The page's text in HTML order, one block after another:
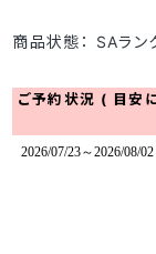
商品状態： SAラン
ご予約状況 ( 目